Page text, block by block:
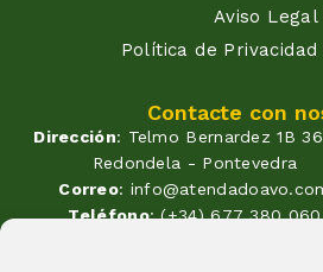
Aviso Legal
Política de Privacidad
Contacte con
Dirección: Telmo Bernardez 1B
Redondela - Pontevedra
Correo:
Teléfono: (+34) 677 380 060